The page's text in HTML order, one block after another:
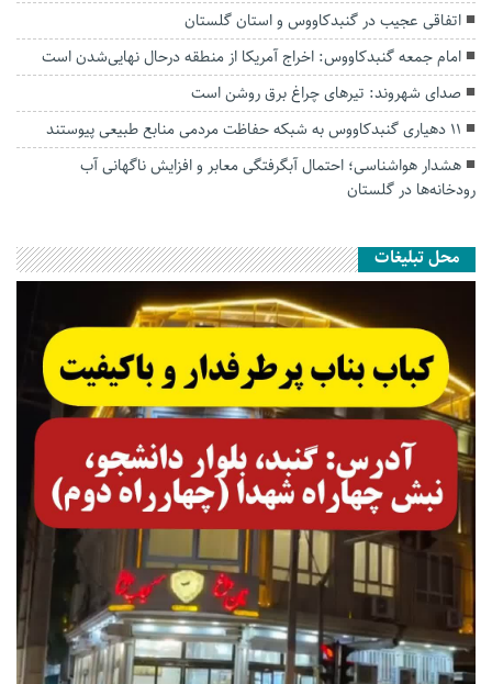
اتفاقی عجیب در‌ گنبدکاووس و استان گلستان
امام جمعه گنبدکاووس: اخراج آمریکا از منطقه درحال نهایی‌شدن است
صدای شهروند: تیرهای چراغ برق روشن است
۱۱ دهیاری گنبدکاووس به شبکه حفاظت مردمی منابع طبیعی پیوستند
هشدار هواشناسی؛ احتمال آبگرفتگی معابر و افزایش ناگهانی آب
رودخانه‌ها در گلستان
محل تبلیغات